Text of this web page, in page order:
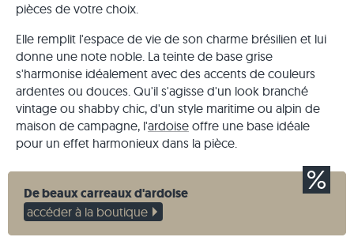
pièces de votre choix.
Elle remplit l'espace de vie de son charme brésilien et lui
donne une note noble. La teinte de base grise
s'harmonise idéalement avec des accents de couleurs
ardentes ou douces. Qu'il s'agisse d'un look branché
vintage ou shabby chic, d'un style maritime ou alpin de
maison de campagne, l'ardoise offre une base idéale
pour un effet harmonieux dans la pièce.
De beaux carreaux d'ardoise
accéder à la boutique